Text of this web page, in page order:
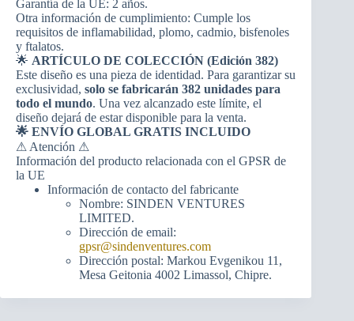
Garantía de la UE: 2 años.
Otra información de cumplimiento: Cumple los
requisitos de inflamabilidad, plomo, cadmio, bisfenoles
y ftalatos.
🌟 ARTÍCULO DE COLECCIÓN (Edición 382)
Este diseño es una pieza de identidad. Para garantizar su
exclusividad, solo se fabricarán 382 unidades para
todo el mundo. Una vez alcanzado este límite, el
diseño dejará de estar disponible para la venta.
🌟 ENVÍO GLOBAL GRATIS INCLUIDO
⚠ Atención ⚠
Información del producto relacionada con el GPSR de
la UE
Información de contacto del fabricante
Nombre: SINDEN VENTURES
LIMITED.
Dirección de email:
gpsr@sindenventures.com
Dirección postal: Markou Evgenikou 11,
Mesa Geitonia 4002 Limassol, Chipre.